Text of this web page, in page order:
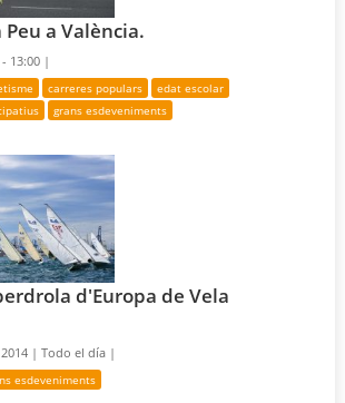
Peu a València.
- 13:00 |
carreres populars
edat escolar
grans esdeveniments
d'Europa de Vela
2014 |Todo el día |
esdeveniments